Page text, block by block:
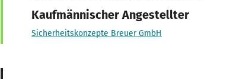
Kaufmännischer Angestellter
Sicherheitskonzepte Breuer GmbH